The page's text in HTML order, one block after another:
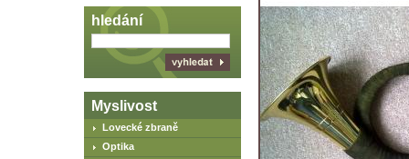
hledání
Myslivost
Lovecké zbraně
Optika